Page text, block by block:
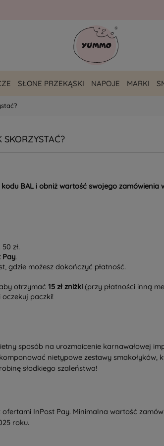
SŁONE PRZEKĄSKI NAPOJE MARKI
BAL i obniż wartość swojego zamówienia
zł.
Pay.
gdzie możesz dokończyć płatność.
otrzymać 15 zł zniżki (przy płatności inną
paczki!
sposób na urozmaicenie karnawałowej
nietypowe zestawy smakołyków,
słodkiego szaleństwa!
InPost Pay. Minimalna wartość
roku.